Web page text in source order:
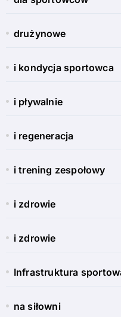
drużynowe
i kondycja sportowca
i pływalnie
i regeneracja
i trening zespołowy
i zdrowie
i zdrowie
Infrastruktura
na siłowni